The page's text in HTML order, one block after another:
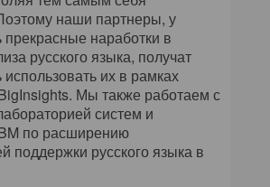
наши партнеры, у
прекрасные наработки в
русского языка, получат
их в рамках
Мы также работаем с
систем и
по расширению
поддержки русского языка в